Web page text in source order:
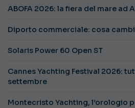
ABOFA 2026: la fiera del mare ad
Diporto commerciale: cosa
Solaris Power 60 Open ST
Cannes Yachting Festival 2026:
settembre
Montecristo Yachting, l’orologio